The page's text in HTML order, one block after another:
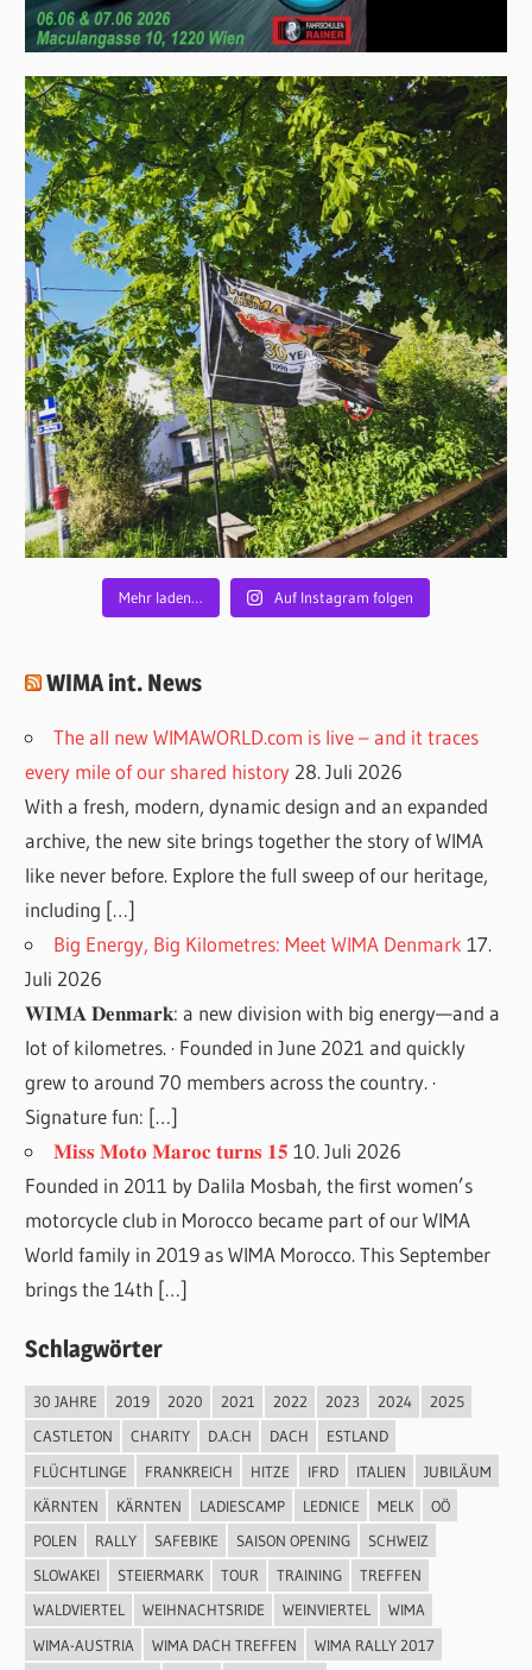
Mehr laden… Auf Instagram folgen
WIMA int. News
The all new WIMAWORLD.com is live – and it traces
every mile of our shared history 28. Juli 2026
With a fresh, modern, dynamic design and an expanded
archive, the new site brings together the story of WIMA
like never before. Explore the full sweep of our heritage,
including […]
Big Energy, Big Kilometres: Meet WIMA Denmark 17.
Juli 2026
𝐖𝐈𝐌𝐀 𝐃𝐞𝐧𝐦𝐚𝐫𝐤: a new division with big energy—and a
lot of kilometres. · Founded in June 2021 and quickly
grew to around 70 members across the country. ·
Signature fun: […]
𝐌𝐢𝐬𝐬 𝐌𝐨𝐭𝐨 𝐌𝐚𝐫𝐨𝐜 𝐭𝐮𝐫𝐧𝐬 𝟏𝟓 10. Juli 2026
Founded in 2011 by Dalila Mosbah, the first women’s
motorcycle club in Morocco became part of our WIMA
World family in 2019 as WIMA Morocco. This September
brings the 14th […]
Schlagwörter
30 JAHRE 2019 2020 2021 2022 2023 2024
2025
CASTLETON
CHARITY D.A.CH DACH
ESTLAND
FLÜCHTLINGE
FRANKREICH HITZE IFRD ITALIEN
JUBILÄUM
KÄRNTEN
KÄRNTEN LADIESCAMP LEDNICE MELK
OÖ
POLEN
RALLY SAFEBIKE SAISON OPENING
SCHWEIZ
SLOWAKEI
STEIERMARK TOUR TRAINING
TREFFEN
WALDVIERTEL
WEIHNACHTSRIDE WEINVIERTEL
WIMA
WIMA-AUSTRIA
WIMA DACH TREFFEN
WIMA RALLY 2017